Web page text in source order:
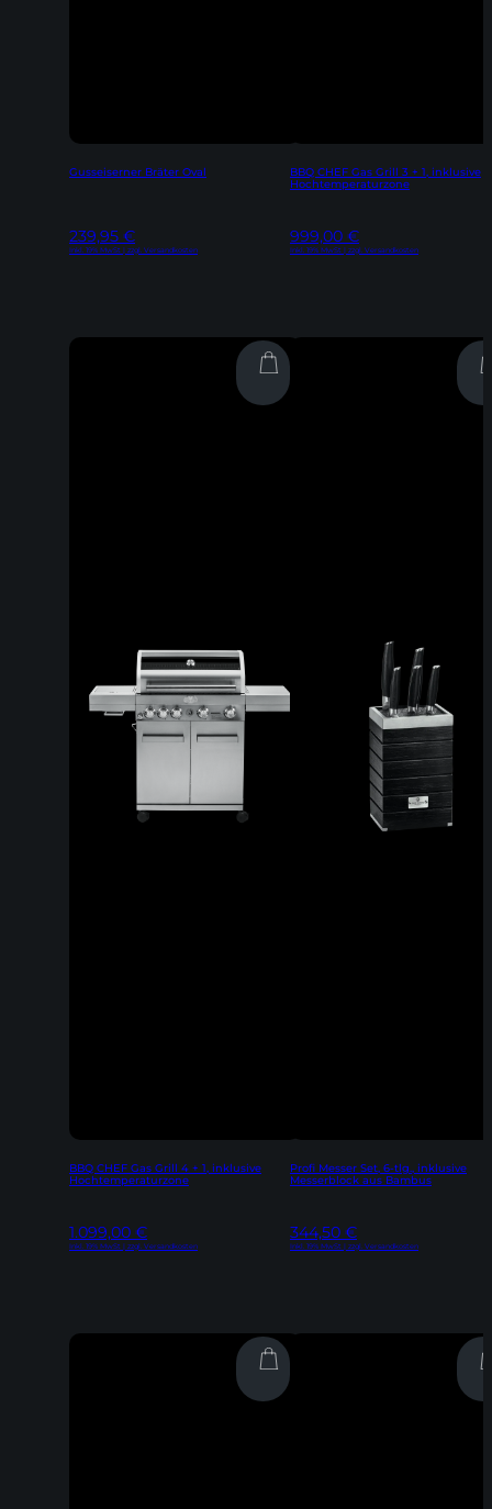
Gusseiserner Bräter Oval
239,95 €
Inkl. 19% MwSt | zzgl. Versandkosten
BBQ CHEF Gas Grill 3 + 1, inklusive
Hochtemperaturzone
999,00 €
Inkl. 19% MwSt | zzgl. Versandkosten
BBQ CHEF Gas Grill 4 + 1, inklusive
Hochtemperaturzone
1.099,00 €
Inkl. 19% MwSt | zzgl. Versandkosten
Profi Messer Set, 6-tlg., inklusive
Messerblock aus Bambus
344,50 €
Inkl. 19% MwSt | zzgl. Versandkosten